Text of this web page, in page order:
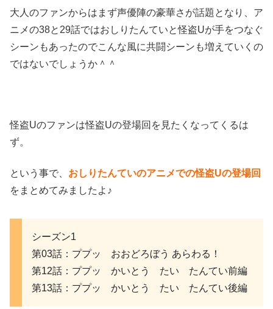
大人のファンからはまず声優陣の豪華さが話題となり、ア
ニメの38と29話ではおしりたんていと怪盗Uが手をつなぐ
シーンもあったのでこんな風に共闘シーンも増えていくの
ではないでしょうか＾＾
怪盗Uのファンは怪盗Uの登場回を見たくなってくるは
ず。
という事で、 おしりたんていのアニメでの怪盗Uの登場回
をまとめてみましたよ♪
シーズン1
第03話：ププッ おおどろぼう あらわる！
第12話：ププッ かいとう たい たんてい前編
第13話：ププッ かいとう たい たんてい後編